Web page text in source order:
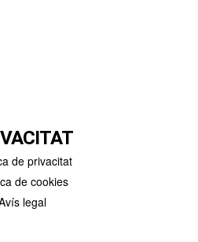
de privacitat
de cookies
legal